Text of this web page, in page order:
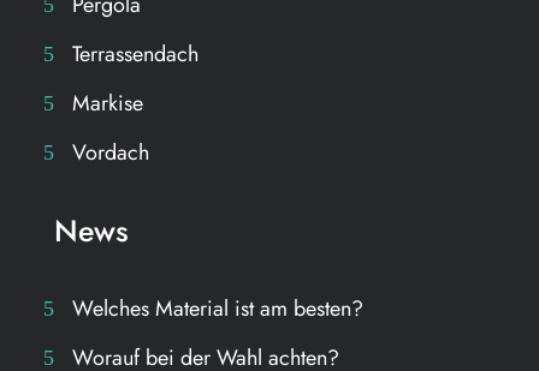
Terrassendach
Markise
Vordach
News
Welches Material ist am besten?
Worauf bei der Wahl achten?